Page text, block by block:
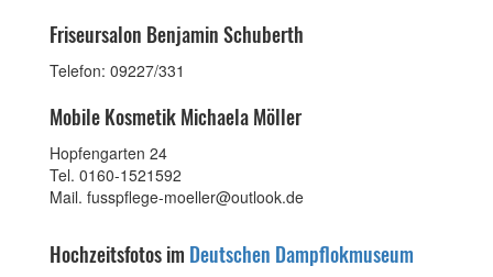
Friseursalon Benjamin Schuberth
Telefon: 09227/331
Mobile Kosmetik Michaela Möller
Hopfengarten 24
Tel. 0160-1521592
Mail. fusspflege-moeller@outlook.de
Hochzeitsfotos im Deutschen Dampflokmuseum